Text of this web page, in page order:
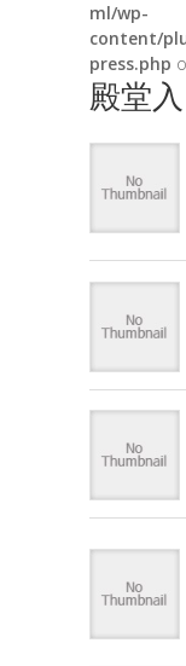
ml/wp-
content/
press.php
殿堂